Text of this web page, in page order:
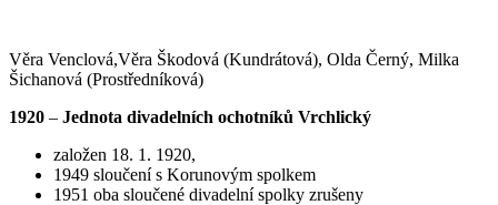
Věra Venclová,Věra Škodová (Kundrátová), Olda Černý, Milka
Šichanová (Prostředníková)
1920 – Jednota divadelních ochotníků Vrchlický
založen 18. 1. 1920,
1949 sloučení s Korunovým spolkem
1951 oba sloučené divadelní spolky zrušeny